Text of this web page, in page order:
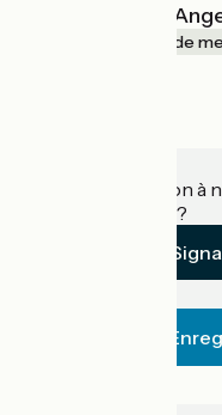
Des Histoires
Gîtes et locations de
Une information à
établissement ?